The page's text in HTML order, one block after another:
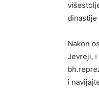
dinastije
Nakon
Jevreji, i
i